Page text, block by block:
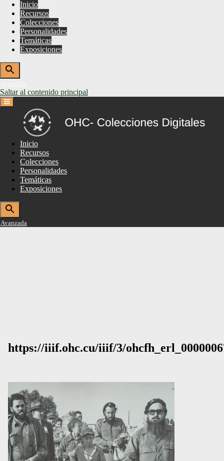
Inicio
Recursos
Colecciones
Personalidades
Temáticas
Exposiciones
Saltar al contenido principal
Inicio
Recursos
Colecciones
Personalidades
Temáticas
Exposiciones
Avanzada
https://iiif.ohc.cu/iiif/3/